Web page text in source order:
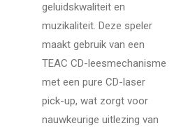
geluidskwaliteit en
muzikaliteit. Deze speler
maakt gebruik van een
TEAC CD-leesmechanisme
met een pure CD-laser
pick-up, wat zorgt voor
nauwkeurige uitlezing van